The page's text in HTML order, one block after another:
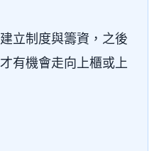
立制度與籌資，之後
有機會走向上櫃或上